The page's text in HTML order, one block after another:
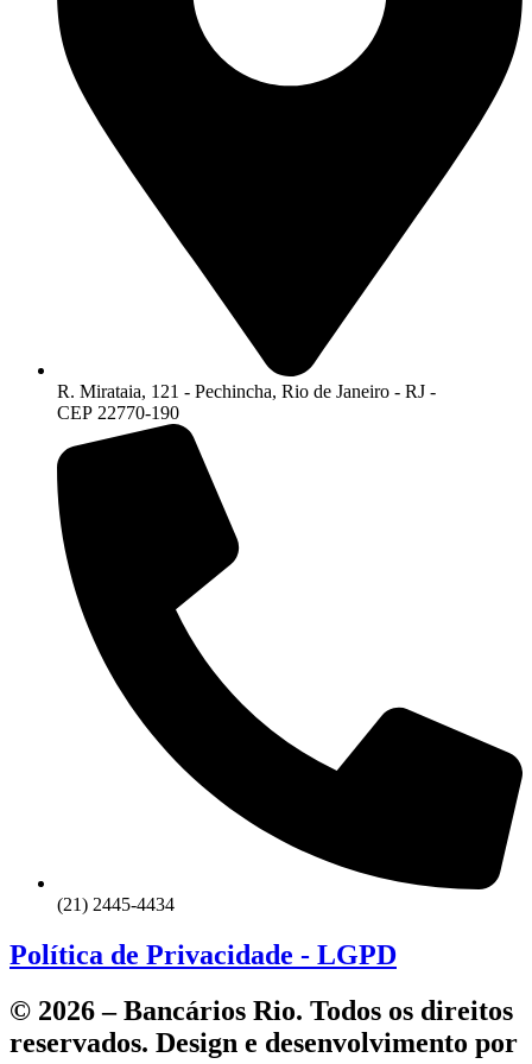
R. Mirataia, 121 - Pechincha, Rio de Janeiro - RJ -
CEP 22770-190
(21) 2445-4434
Política de Privacidade - LGPD
© 2026 – Bancários Rio. Todos os direitos
reservados. Design e desenvolvimento por